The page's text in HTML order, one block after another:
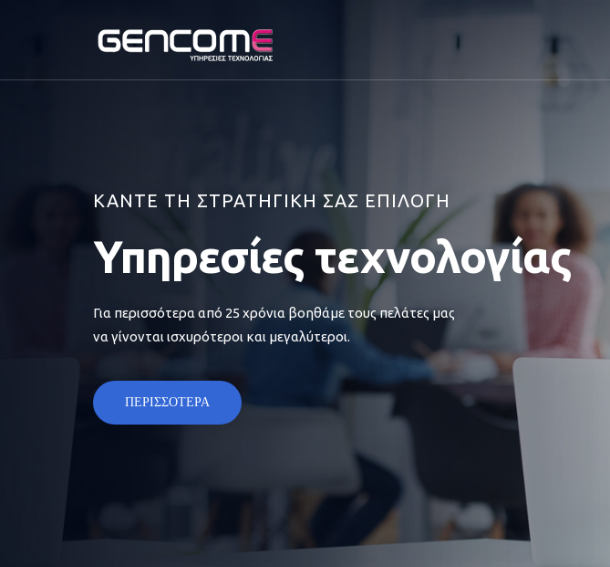
ΚΑΝΤΕ ΤΗ ΣΤΡΑΤΗΓΙΚΗ ΣΑΣ ΕΠΙΛΟΓΗ
Υπηρεσίες τεχνολογίας
Για περισσότερα από 25 χρόνια βοηθάμε τους πελάτες μας
να γίνονται ισχυρότεροι και μεγαλύτεροι.
ΠΕΡΙΣΣΟΤΕΡΑ